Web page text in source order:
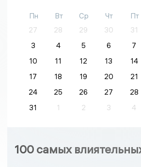
Пн Вт Ср Чт Пт
27
28 29 30 31
3
4 5 6 7
10
11 12 13 14
17
18 19 20 21
24
25 26 27 28
31
1 2 3 4
100 самых